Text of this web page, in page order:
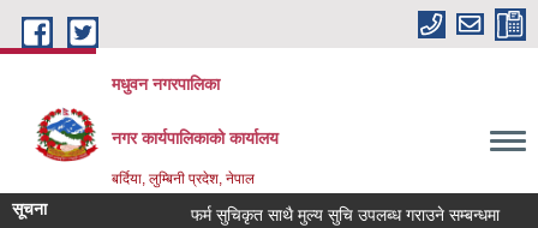
Skip to main content
मधुवन नगरपालिका
नगर कार्यपालिकाको कार्यालय
बर्दिया, लुम्बिनी प्रदेश, नेपाल
सूचना फर्म सुचिकृत साथै मुल्य सुचि उपलब्ध गराउने सम्बन्धमा